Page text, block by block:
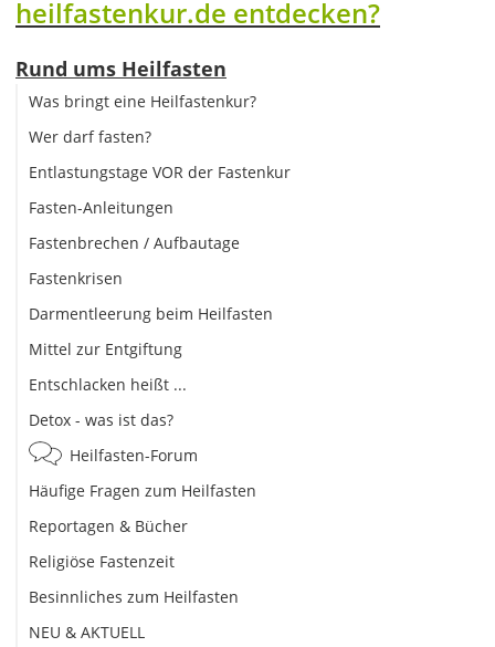
heilfastenkur.de entdecken?
Rund ums Heilfasten
Was bringt eine Heilfastenkur?
Wer darf fasten?
Entlastungstage VOR der Fastenkur
Fasten-Anleitungen
Fastenbrechen / Aufbautage
Fastenkrisen
Darmentleerung beim Heilfasten
Mittel zur Entgiftung
Entschlacken heißt ...
Detox - was ist das?
Heilfasten-Forum
Häufige Fragen zum Heilfasten
Reportagen & Bücher
Religiöse Fastenzeit
Besinnliches zum Heilfasten
NEU & AKTUELL